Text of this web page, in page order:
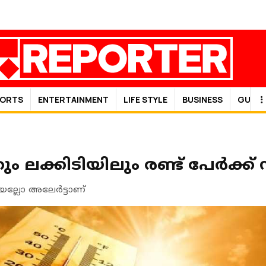
ENTERTAINMENT LIFE STYLE BUSINESS GULF
ലക്കിടിയിലും രണ്ട്
അലേര്‍ട്ടാണ്